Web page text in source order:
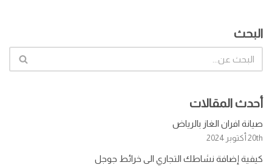
البحث
أحدث المقالات
صيانة افران الغاز بالرياض
20th أكتوبر 2024
كيفية إضافة نشاطك التجاري الى خرائط جوجل